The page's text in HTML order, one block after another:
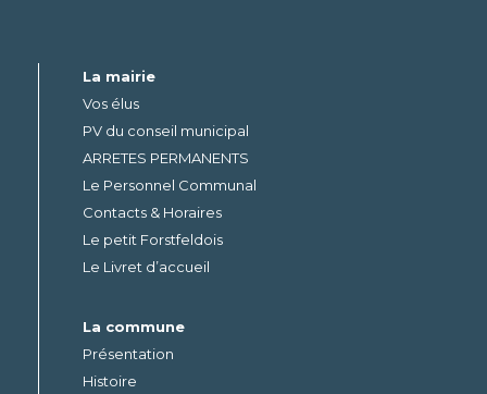
La mairie
Vos élus
PV du conseil municipal
ARRETES PERMANENTS
Le Personnel Communal
Contacts & Horaires
Le petit Forstfeldois
Le Livret d’accueil
La commune
Présentation
Histoire